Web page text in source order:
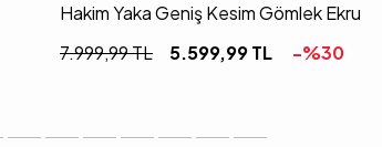
Hakim Yaka Geniş Kesim Gömlek Ekru
7.999,99TL 5.599,99TL -%30